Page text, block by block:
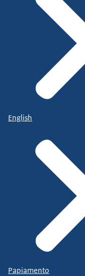
English
Papiamento